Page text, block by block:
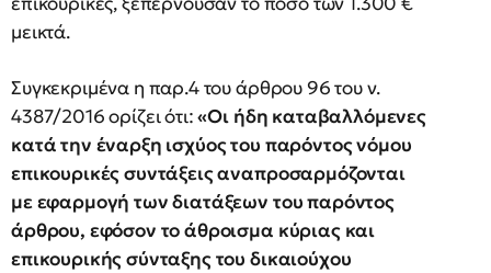
μεικτά.
Συγκεκριμένα η παρ.4 του άρθρου 96 του ν.
4387/2016 ορίζει ότι:«Οι ήδη καταβαλλόμενες
κατά την έναρξη ισχύος του παρόντος νόμου
επικουρικές συντάξειςαναπροσαρμόζονται
με εφαρμογή των διατάξεων του παρόντος
άρθρου, εφόσον το άθροισμα κύριας και
επικουρικής σύνταξης του δικαιούχου